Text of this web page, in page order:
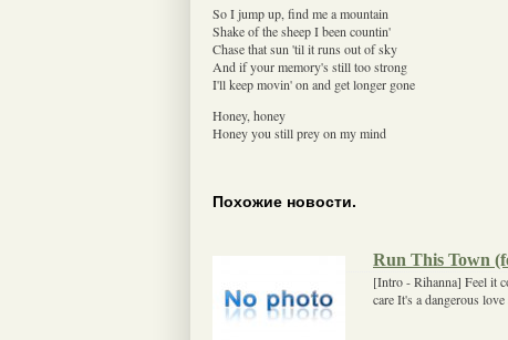
So I jump up, find me a mountain
Shake of the sheep I been countin'
Chase that sun 'til it runs out of sky
And if your memory's still too strong
I'll keep movin' on and get longer gone
Honey, honey
Honey you still prey on my mind
Похожие новости.
Run This Town
[Intro - Rihanna] Feel it
care It's a dangerous